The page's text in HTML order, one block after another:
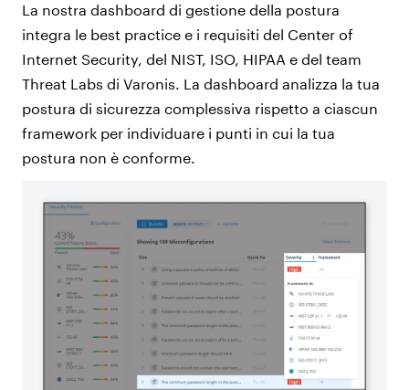
La nostra dashboard di gestione della postura
integra le best practice e i requisiti del Center of
Internet Security, del NIST, ISO, HIPAA e del team
Threat Labs di Varonis. La dashboard analizza la tua
postura di sicurezza complessiva rispetto a ciascun
framework per individuare i punti in cui la tua
postura non è conforme.